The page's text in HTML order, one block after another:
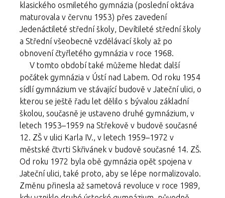
klasického osmiletého gymnázia (poslední oktáva
maturovala v červnu 1953) přes zavedení
Jedenáctileté střední školy, Devítileté střední školy
a Střední všeobecně vzdělávací školy až po
obnovení čtyřletého gymnázia v roce 1968.
V tomto období také můžeme hledat další
počátek gymnázia v Ústí nad Labem. Od roku 1954
sídlí gymnázium ve stávající budově v Jateční ulici, o
kterou se ještě řadu let dělilo s bývalou základní
školou, současně je ustaveno druhé gymnázium, v
letech 1953–1959 na Střekově v budově současné
12. ZŠ v ulici Karla IV., v letech 1959–1972 v
městské čtvrti Skřivánek v budově současné 14. ZŠ.
Od roku 1972 byla obě gymnázia opět spojena v
Jateční ulici, také proto, aby se lépe normalizovalo.
Změnu přinesla až sametová revoluce v roce 1989,